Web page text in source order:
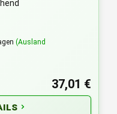
(Ausland
37,01 €